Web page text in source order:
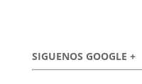
SIGUENOS GOOGLE +